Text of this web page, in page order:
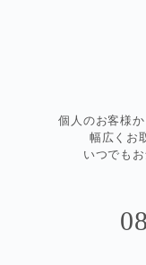
個人のお客様
幅広くお
いつでも